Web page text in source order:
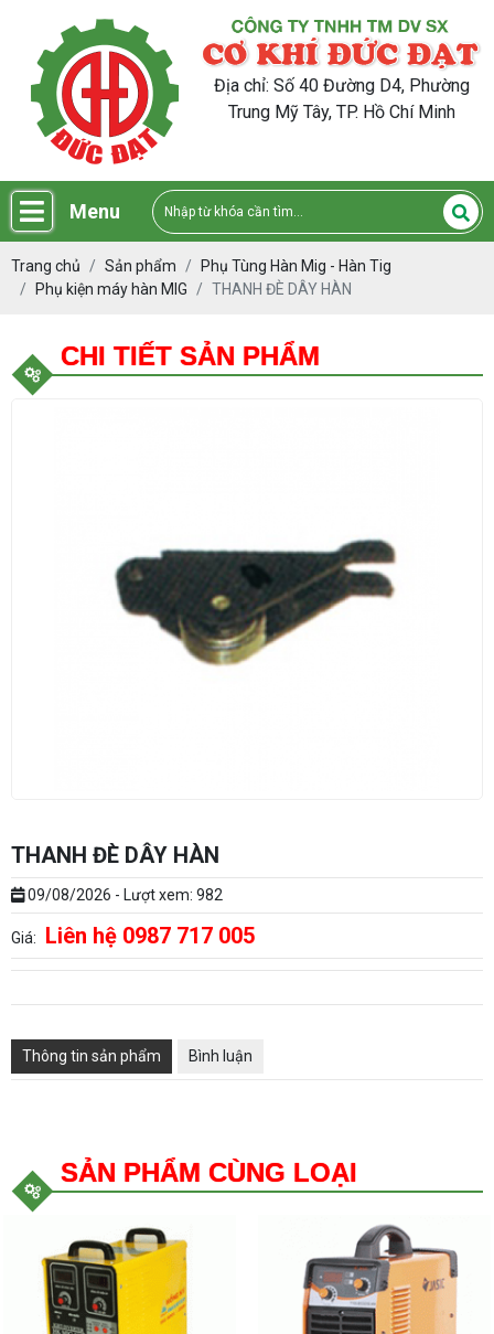
Địa chỉ: Số 40 Đường D4, Phường
Trung Mỹ Tây, TP. Hồ Chí Minh
Menu
Trang chủ Sản phẩm
Phụ Tùng Hàn Mig - Hàn Tig
Phụ kiện máy hàn MIG
THANH ĐÈ DÂY HÀN
CHI TIẾT SẢN PHẨM
THANH ĐÈ DÂY HÀN
09/08/2026 - Lượt xem: 982
Giá: Liên hệ 0987 717 005
Thông tin sản phẩm Bình luận
SẢN PHẨM CÙNG LOẠI